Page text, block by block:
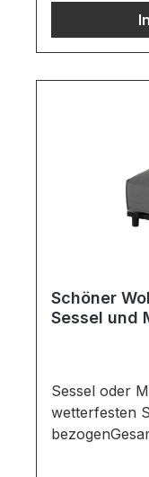
enthalten.
Schöner
Sessel und
Sessel oder
wetterfesten